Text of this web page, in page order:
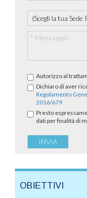
Autorizzo al
Dichiaro di aver
Regolamento
2016/679
Presto
dati per finalità di
OBIETTIVI